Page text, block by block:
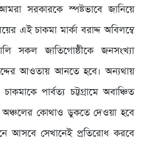
সরকারকে স্পষ্টভাবে জানিয়ে
এই চাকমা মার্কা বরাদ্দ অবিলম্বে
সকল জাতিগোষ্ঠীকে জনসংখ্যা
আওতায় আনতে হবে। অন্যথায়
পার্বত্য চট্টগ্রামে অবাঞ্চিত
অঞ্চলের কোথাও ডুকতে দেওয়া হবে
আসবে সেখানেই প্রতিরোধ করবে